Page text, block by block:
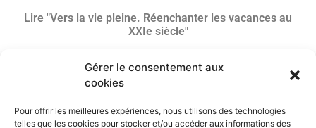
Gérer le consentement aux
cookies
Pour offrir les meilleures expériences, nous utilisons des technologies
telles que les cookies pour stocker et/ou accéder aux informations des
Lire "Vers la vie pleine. Réenchanter les vacances au
XXIe siècle"